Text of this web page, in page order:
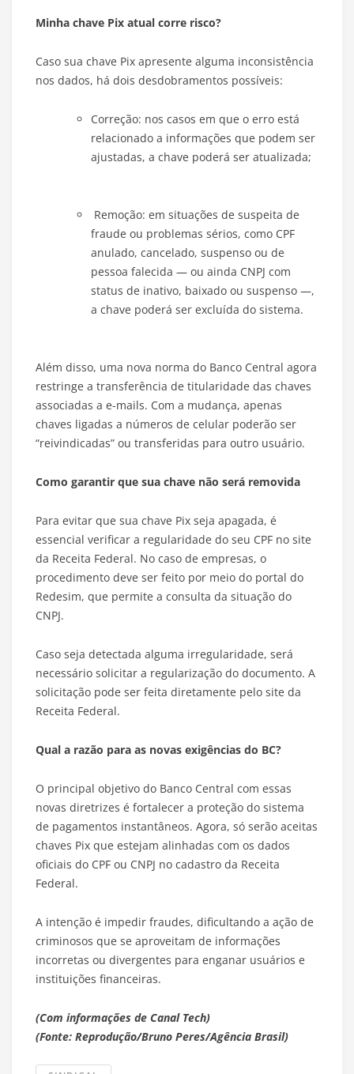
Minha chave Pix atual corre risco?
Caso sua chave Pix apresente alguma inconsistência
nos dados, há dois desdobramentos possíveis:
Correção: nos casos em que o erro está
relacionado a informações que podem ser
ajustadas, a chave poderá ser atualizada;
Remoção: em situações de suspeita de
fraude ou problemas sérios, como CPF
anulado, cancelado, suspenso ou de
pessoa falecida — ou ainda CNPJ com
status de inativo, baixado ou suspenso —,
a chave poderá ser excluída do sistema.
Além disso, uma nova norma do Banco Central agora
restringe a transferência de titularidade das chaves
associadas a e-mails. Com a mudança, apenas
chaves ligadas a números de celular poderão ser
“reivindicadas” ou transferidas para outro usuário.
Como garantir que sua chave não será removida
Para evitar que sua chave Pix seja apagada, é
essencial verificar a regularidade do seu CPF no site
da Receita Federal. No caso de empresas, o
procedimento deve ser feito por meio do portal do
Redesim, que permite a consulta da situação do
CNPJ.
Caso seja detectada alguma irregularidade, será
necessário solicitar a regularização do documento. A
solicitação pode ser feita diretamente pelo site da
Receita Federal.
Qual a razão para as novas exigências do BC?
O principal objetivo do Banco Central com essas
novas diretrizes é fortalecer a proteção do sistema
de pagamentos instantâneos. Agora, só serão aceitas
chaves Pix que estejam alinhadas com os dados
oficiais do CPF ou CNPJ no cadastro da Receita
Federal.
A intenção é impedir fraudes, dificultando a ação de
criminosos que se aproveitam de informações
incorretas ou divergentes para enganar usuários e
instituições financeiras.
(Com informações de Canal Tech)
(Fonte: Reprodução/Bruno Peres/Agência Brasil)